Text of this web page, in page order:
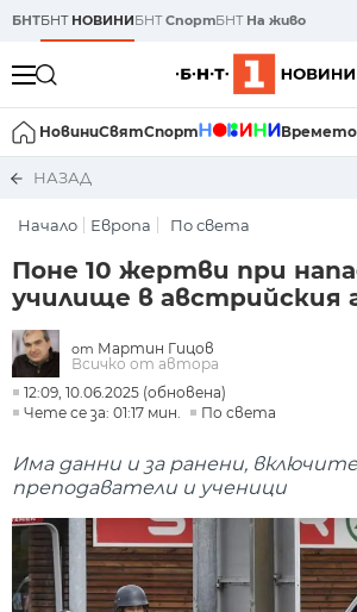
БНТБНТ НОВИНИБНТСпортБНТ На живо
НовиниСвятСпорт Времето
НАЗАД
Начало Европа По света
Поне 10 жертви при
училище в австрийския
от Мартин Гицов
Всичко от автора
12:09, 10.06.2025 (обновена)
Чете се за: 01:17 мин.
По света
Има данни и за ранени,
преподаватели и ученици